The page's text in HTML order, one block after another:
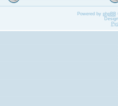
Powered by phpBB